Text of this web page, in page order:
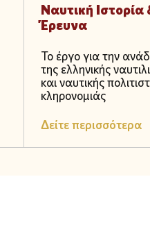
Ναυτική Ιστορία
Έρευνα
Το έργο για την
της ελληνικής
και ναυτικής
κληρονομιάς
Δείτε περισσότερα